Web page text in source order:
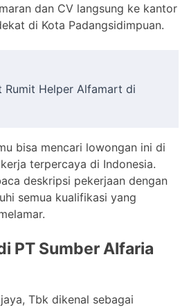
dan CV langsung ke kantor
di Kota Padangsidimpuan.
Rumit Helper Alfamart di
bisa mencari lowongan ini di
terpercaya di Indonesia.
deskripsi pekerjaan dengan
semua kualifikasi yang
PT Sumber Alfaria
Tbk dikenal sebagai